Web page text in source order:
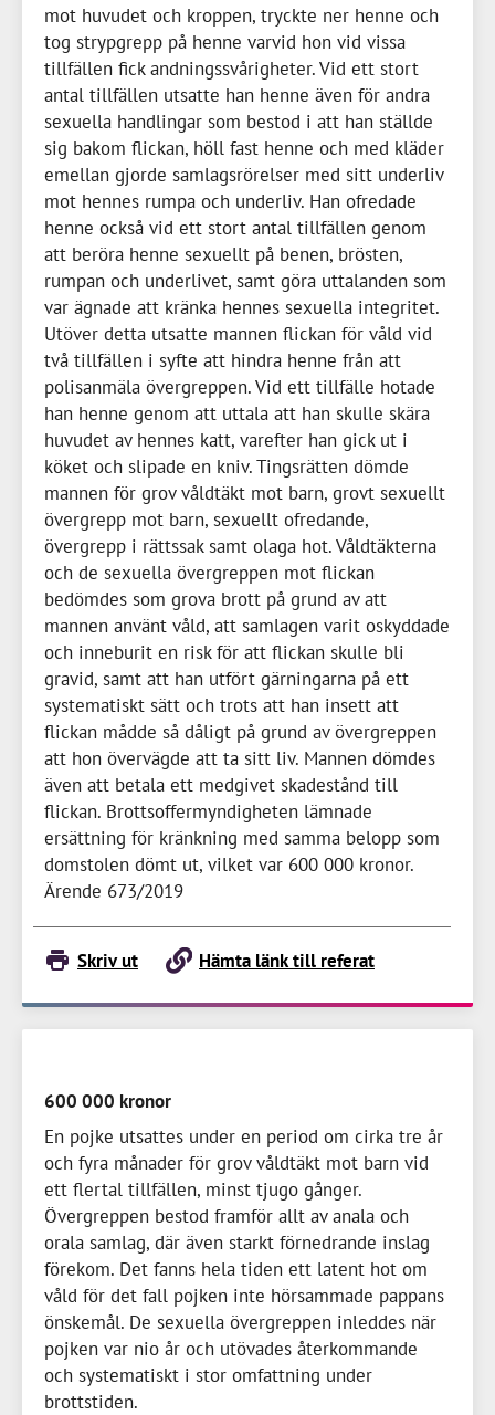
mot huvudet och kroppen, tryckte ner henne och
tog strypgrepp på henne varvid hon vid vissa
tillfällen fick andningssvårigheter. Vid ett stort
antal tillfällen utsatte han henne även för andra
sexuella handlingar som bestod i att han ställde
sig bakom flickan, höll fast henne och med kläder
emellan gjorde samlagsrörelser med sitt underliv
mot hennes rumpa och underliv. Han ofredade
henne också vid ett stort antal tillfällen genom
att beröra henne sexuellt på benen, brösten,
rumpan och underlivet, samt göra uttalanden som
var ägnade att kränka hennes sexuella integritet.
Utöver detta utsatte mannen flickan för våld vid
två tillfällen i syfte att hindra henne från att
polisanmäla övergreppen. Vid ett tillfälle hotade
han henne genom att uttala att han skulle skära
huvudet av hennes katt, varefter han gick ut i
köket och slipade en kniv. Tingsrätten dömde
mannen för grov våldtäkt mot barn, grovt sexuellt
övergrepp mot barn, sexuellt ofredande,
övergrepp i rättssak samt olaga hot. Våldtäkterna
och de sexuella övergreppen mot flickan
bedömdes som grova brott på grund av att
mannen använt våld, att samlagen varit oskyddade
och inneburit en risk för att flickan skulle bli
gravid, samt att han utfört gärningarna på ett
systematiskt sätt och trots att han insett att
flickan mådde så dåligt på grund av övergreppen
att hon övervägde att ta sitt liv. Mannen dömdes
även att betala ett medgivet skadestånd till
flickan. Brottsoffermyndigheten lämnade
ersättning för kränkning med samma belopp som
domstolen dömt ut, vilket var 600 000 kronor.
Ärende 673/2019
Skriv ut Hämta länk till referat
600 000 kronor
En pojke utsattes under en period om cirka tre år
och fyra månader för grov våldtäkt mot barn vid
ett flertal tillfällen, minst tjugo gånger.
Övergreppen bestod framför allt av anala och
orala samlag, där även starkt förnedrande inslag
förekom. Det fanns hela tiden ett latent hot om
våld för det fall pojken inte hörsammade pappans
önskemål. De sexuella övergreppen inleddes när
pojken var nio år och utövades återkommande
och systematiskt i stor omfattning under
brottstiden.